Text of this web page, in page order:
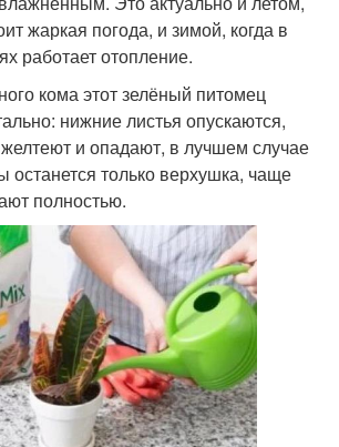
жаркая погода, и зимой, когда в
работает отопление.
кома этот зелёный питомец
нижние листья опускаются,
и опадают, в лучшем случае
останется только верхушка, чаще
полностью.